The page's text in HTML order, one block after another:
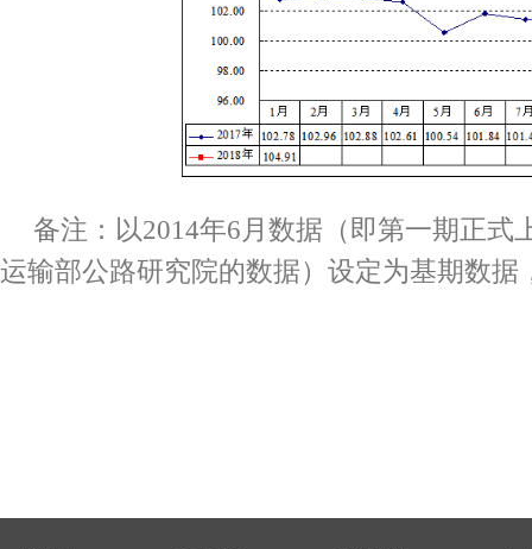
备注：以2014年6 月数据 （即第一期正
运输部公路研究院的数据） 设定为基期数据